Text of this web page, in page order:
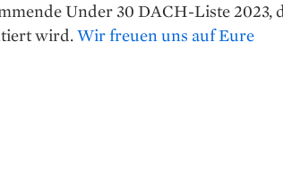
Under 30 DACH-Liste 2023,
wird.Wir freuen uns auf Eure